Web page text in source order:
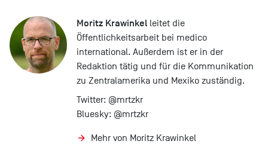
Moritz Krawinkel leitet die
Öffentlichkeitsarbeit bei medico
international. Außerdem ist er in der
Redaktion tätig und für die Kommunikation
zu Zentralamerika und Mexiko zuständig.
Twitter: @mrtzkr
Bluesky: @mrtzkr
Mehr von Moritz Krawinkel